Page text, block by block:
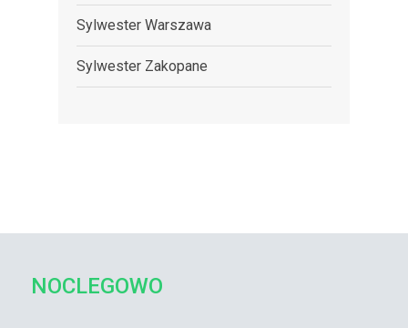
Sylwester Warszawa
Sylwester Zakopane
NOCLEGOWO